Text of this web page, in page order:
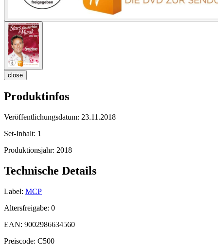
close
Produktinfos
Veröffentlichungsdatum: 23.11.2018
Set-Inhalt: 1
Produktionsjahr: 2018
Technische Details
Label: MCP
Altersfreigabe: 0
EAN: 9002986634560
Preiscode: C500